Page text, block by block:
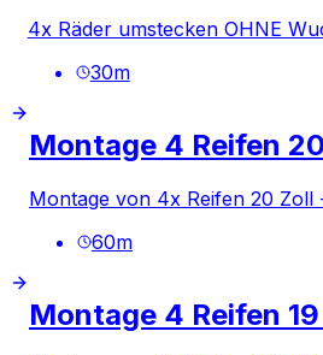
4x Räder umstecken OHNE
30m
Montage 4 Reifen
Montage von 4x Reifen 20 Zoll
60m
Montage 4 Reifen